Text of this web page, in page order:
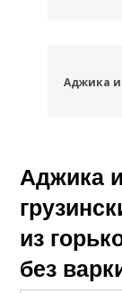
Аджика
Аджика
из
без